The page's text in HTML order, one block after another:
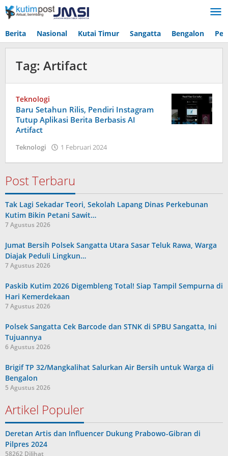
Lewati
ke
Berita Nasional Kutai Timur Sangatta Bengalon
Tag: Artifact
Teknologi
Baru Setahun Rilis, Pendiri Instagram
Tutup Aplikasi Berita Berbasis AI
Artifact
Teknologi 1 Februari 2024
Dua
Post Terbaru
Tak Lagi Sekadar Teori, Sekolah Lapang Dinas Perkebunan
Kutim Bikin Petani Sawit…
7 Agustus 2026
Jumat Bersih Polsek Sangatta Utara Sasar Teluk Rawa, Warga
Diajak Peduli Lingkun…
7 Agustus 2026
Paskib Kutim 2026 Digembleng Total! Siap Tampil Sempurna di
Hari Kemerdekaan
7 Agustus 2026
Polsek Sangatta Cek Barcode dan STNK di SPBU Sangatta, Ini
Tujuannya
6 Agustus 2026
Brigif TP 32/Mangkalihat Salurkan Air Bersih untuk Warga di
Bengalon
5 Agustus 2026
Artikel Populer
Deretan Artis dan Influencer Dukung Prabowo-Gibran di
Pilpres 2024
58262 Dilihat